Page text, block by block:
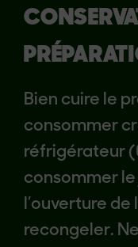
Bien cuire le
consommer
réfrigérateur
consommer
l’ouverture
recongeler.